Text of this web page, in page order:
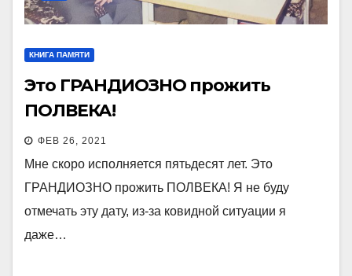
КНИГА ПАМЯТИ
Это ГРАНДИОЗНО прожить
ПОЛВЕКА!
ФЕВ 26, 2021
Мне скоро исполняется пятьдесят лет. Это
ГРАНДИОЗНО прожить ПОЛВЕКА! Я не буду
отмечать эту дату, из-за ковидной ситуации я
даже…